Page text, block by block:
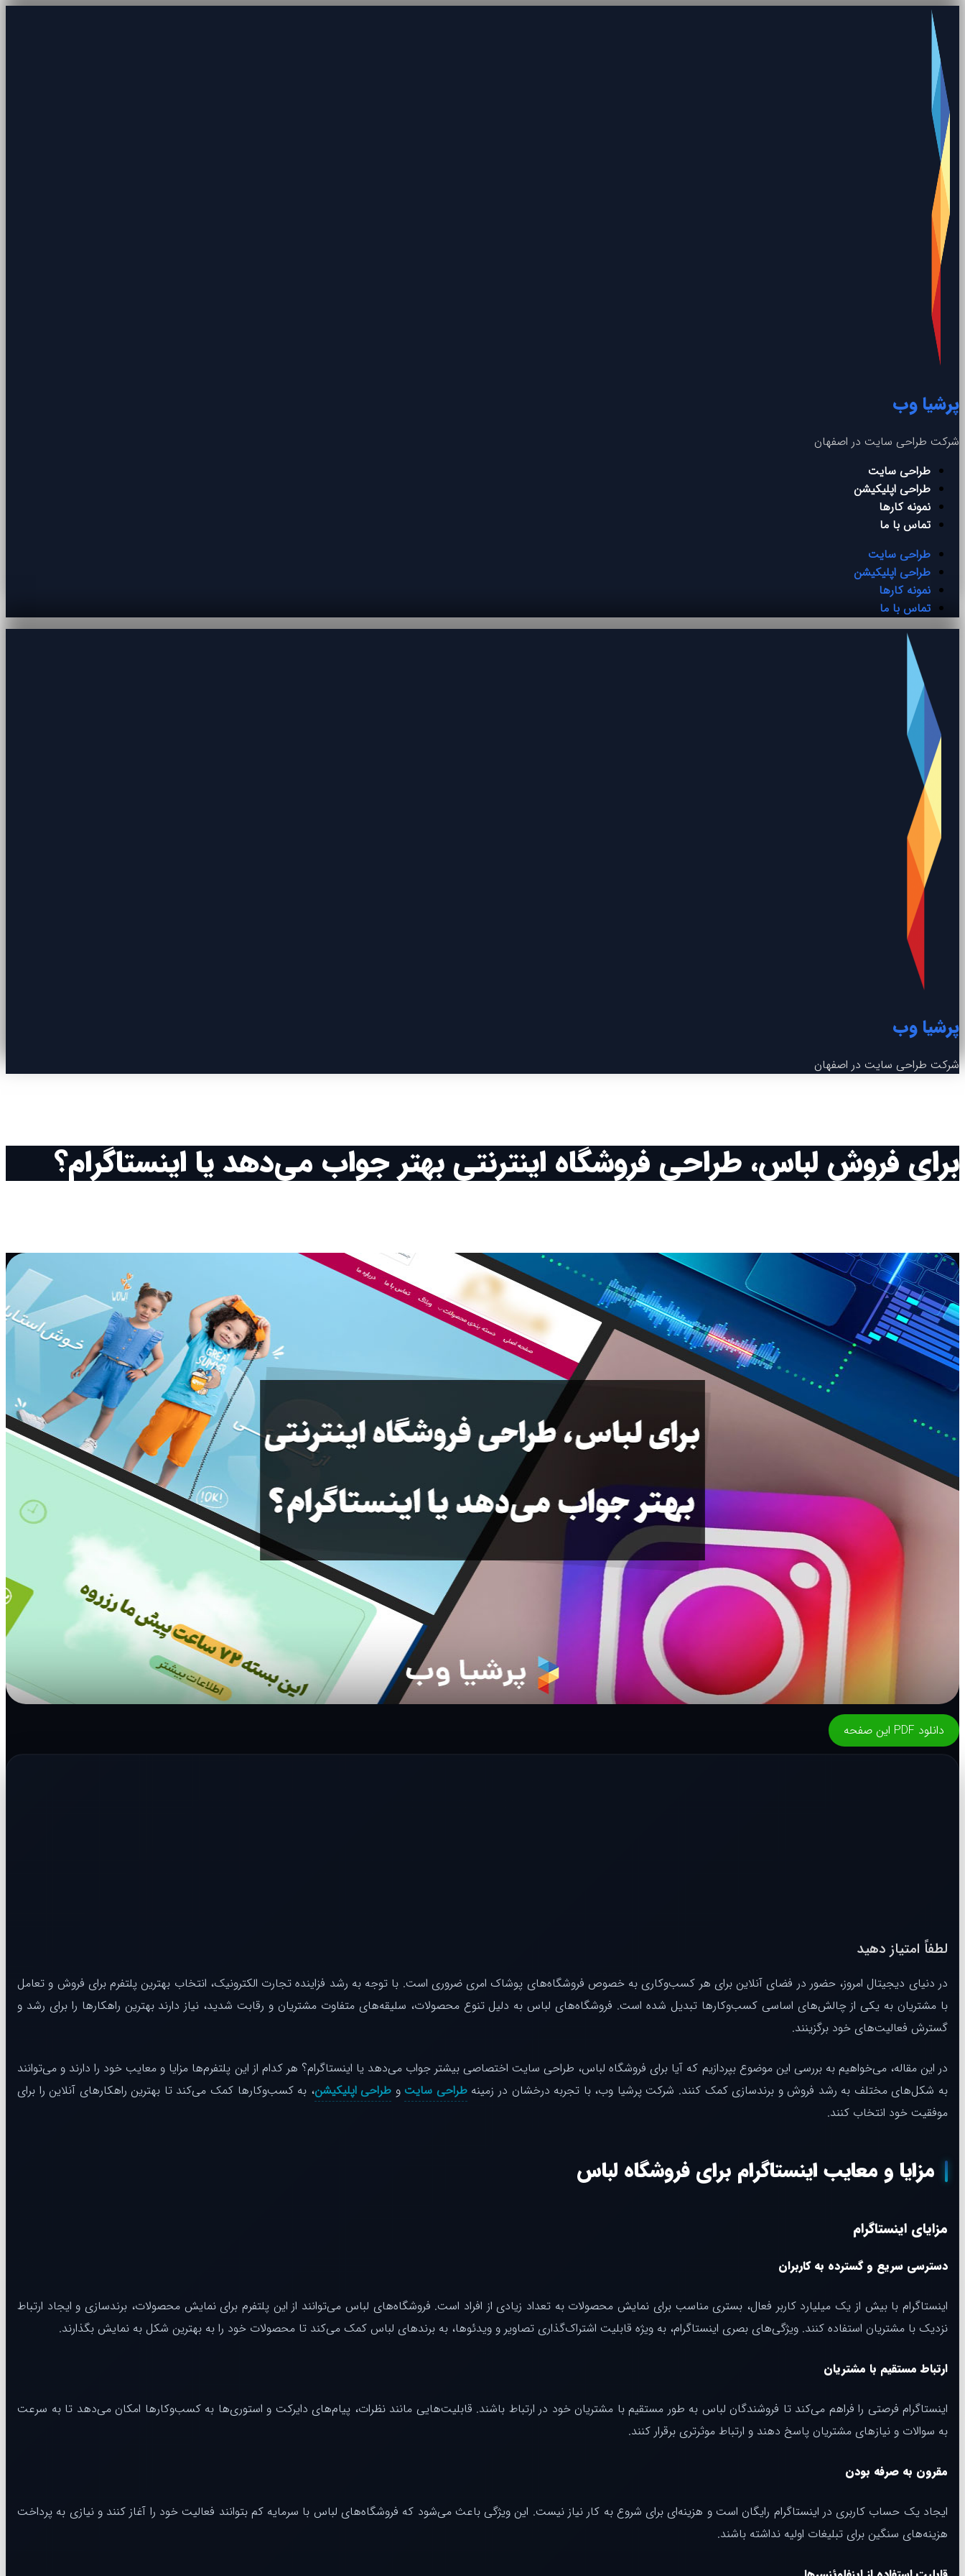
پرشیا وب
شرکت طراحی سایت در اصفهان
طراحی سایت
طراحی اپلیکیشن
نمونه کارها
تماس با ما
طراحی سایت
طراحی اپلیکیشن
نمونه کارها
تماس با ما
پرشیا وب
شرکت طراحی سایت در اصفهان
برای فروش لباس، طراحی فروشگاه اینترنتی بهتر جواب می‌دهد یا اینستاگرام؟
دانلود PDF این صفحه
لطفاً امتیاز دهید
در دنیای دیجیتال امروز، حضور در فضای آنلاین برای هر کسب‌وکاری به خصوص فروشگاه‌های پوشاک امری ضروری است. با توجه به رشد فزاینده تجارت الکترونیک، انتخاب بهترین پلتفرم برای فروش و تعامل
با مشتریان به یکی از چالش‌های اساسی کسب‌وکارها تبدیل شده است. فروشگاه‌های لباس به دلیل تنوع محصولات، سلیقه‌های متفاوت مشتریان و رقابت شدید، نیاز دارند بهترین راهکارها را برای رشد و
گسترش فعالیت‌های خود برگزینند.
در این مقاله، می‌خواهیم به بررسی این موضوع بپردازیم که آیا برای فروشگاه لباس، طراحی سایت اختصاصی بیشتر جواب می‌دهد یا اینستاگرام؟ هر کدام از این پلتفرم‌ها مزایا و معایب خود را دارند و می‌توانند
به شکل‌های مختلف به رشد فروش و برندسازی کمک کنند. شرکت پرشیا وب، با تجربه درخشان در زمینهطراحی سایت و طراحی اپلیکیشن، به کسب‌وکارها کمک می‌کند تا بهترین راهکارهای آنلاین را برای
موفقیت خود انتخاب کنند.
مزایا و معایب اینستاگرام برای فروشگاه لباس
مزایای اینستاگرام
دسترسی سریع و گسترده به کاربران
اینستاگرام با بیش از یک میلیارد کاربر فعال، بستری مناسب برای نمایش محصولات به تعداد زیادی از افراد است. فروشگاه‌های لباس می‌توانند از این پلتفرم برای نمایش محصولات، برندسازی و ایجاد ارتباط
نزدیک با مشتریان استفاده کنند. ویژگی‌های بصری اینستاگرام، به ویژه قابلیت اشتراک‌گذاری تصاویر و ویدئوها، به برندهای لباس کمک می‌کند تا محصولات خود را به بهترین شکل به نمایش بگذارند.
ارتباط مستقیم با مشتریان
اینستاگرام فرصتی را فراهم می‌کند تا فروشندگان لباس به طور مستقیم با مشتریان خود در ارتباط باشند. قابلیت‌هایی مانند نظرات، پیام‌های دایرکت و استوری‌ها به کسب‌وکارها امکان می‌دهد تا به سرعت
به سوالات و نیازهای مشتریان پاسخ دهند و ارتباط موثرتری برقرار کنند.
مقرون به صرفه بودن
ایجاد یک حساب کاربری در اینستاگرام رایگان است و هزینه‌ای برای شروع به کار نیاز نیست. این ویژگی باعث می‌شود که فروشگاه‌های لباس با سرمایه کم بتوانند فعالیت خود را آغاز کنند و نیازی به پرداخت
هزینه‌های سنگین برای تبلیغات اولیه نداشته باشند.